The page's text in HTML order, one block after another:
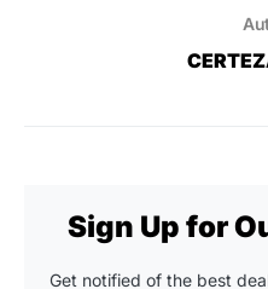
Sign Up for
Get notified of the best